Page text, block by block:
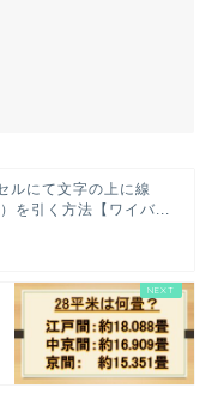
ルにて文字の上に線
）を引く方法【ワイバ...